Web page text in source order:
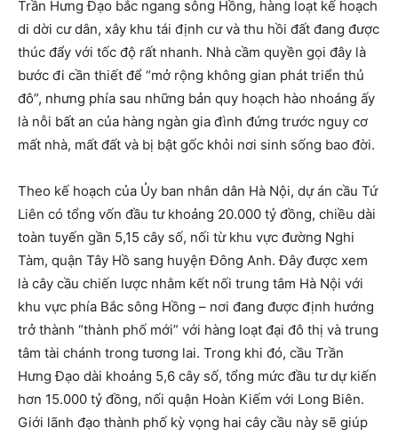
Trần Hưng Đạo bắc ngang sông Hồng, hàng loạt kế hoạch
di dời cư dân, xây khu tái định cư và thu hồi đất đang được
thúc đẩy với tốc độ rất nhanh. Nhà cầm quyền gọi đây là
bước đi cần thiết để “mở rộng không gian phát triển thủ
đô”, nhưng phía sau những bản quy hoạch hào nhoáng ấy
là nỗi bất an của hàng ngàn gia đình đứng trước nguy cơ
mất nhà, mất đất và bị bật gốc khỏi nơi sinh sống bao đời.
Theo kế hoạch của Ủy ban nhân dân Hà Nội, dự án cầu Tứ
Liên có tổng vốn đầu tư khoảng 20.000 tỷ đồng, chiều dài
toàn tuyến gần 5,15 cây số, nối từ khu vực đường Nghi
Tàm, quận Tây Hồ sang huyện Đông Anh. Đây được xem
là cây cầu chiến lược nhằm kết nối trung tâm Hà Nội với
khu vực phía Bắc sông Hồng – nơi đang được định hướng
trở thành “thành phố mới” với hàng loạt đại đô thị và trung
tâm tài chánh trong tương lai. Trong khi đó, cầu Trần
Hưng Đạo dài khoảng 5,6 cây số, tổng mức đầu tư dự kiến
hơn 15.000 tỷ đồng, nối quận Hoàn Kiếm với Long Biên.
Giới lãnh đạo thành phố kỳ vọng hai cây cầu này sẽ giúp